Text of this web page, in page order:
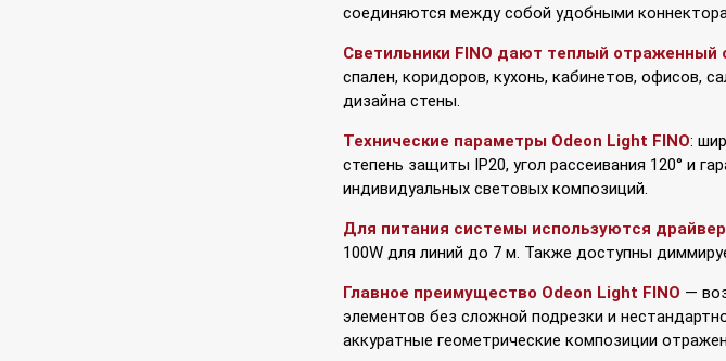
соединяются между собой удобными
Светильники FINO дают теплый отраженный
спален, коридоров, кухонь, кабинетов, офисов,
дизайна стены.
Технические параметры Odeon Light FINO:
степень защиты IP20, угол рассеивания 120° и
индивидуальных световых композиций.
Для питания системы используются
100W для линий до 7 м. Также доступны
Главное преимущество Odeon Light FINO —
элементов без сложной подрезки и
аккуратные геометрические композиции